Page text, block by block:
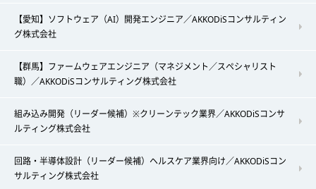
【愛知】ソフトウェア（AI）開発エンジニア／AKKODiSコンサルティン
グ株式会社
【群馬】ファームウェアエンジニア（マネジメント／スペシャリスト
職）／AKKODiSコンサルティング株式会社
組み込み開発（リーダー候補）※クリーンテック業界／AKKODiSコンサ
ルティング株式会社
回路・半導体設計（リーダー候補）ヘルスケア業界向け／AKKODiSコン
サルティング株式会社